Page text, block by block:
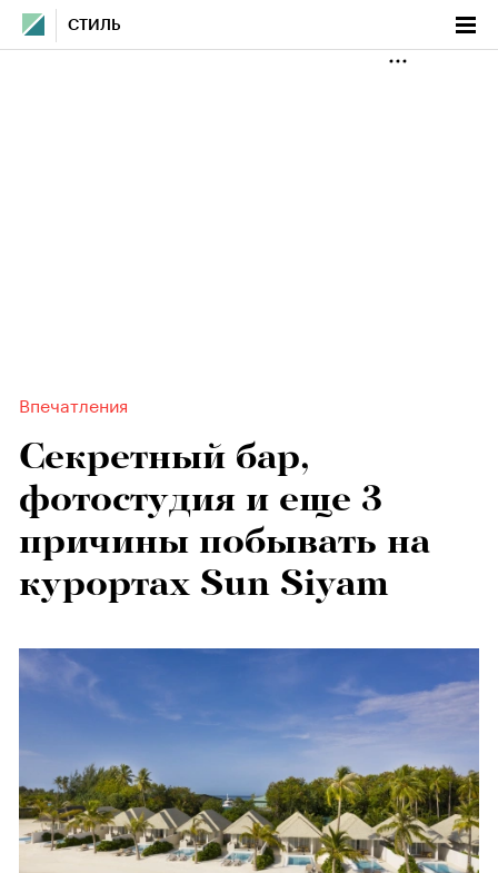
СТИЛЬ
Впечатления
Секретный бар,
фотостудия и еще 3
причины побывать на
курортах Sun Siyam